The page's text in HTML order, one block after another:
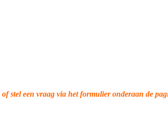
of stel een vraag via het formulier onderaan de